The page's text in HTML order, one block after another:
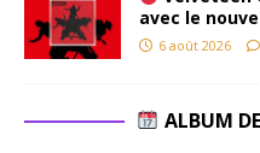
avec le
6 août 2026
ALBUM